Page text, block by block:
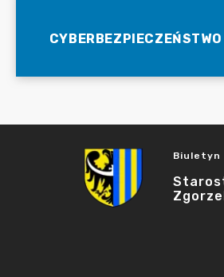
CYBERBEZPIECZEŃSTWO
Biuletyn